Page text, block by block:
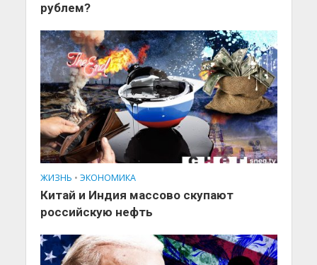
рублем?
ЖИЗНЬ • ЭКОНОМИКА
Китай и Индия массово скупают
российскую нефть